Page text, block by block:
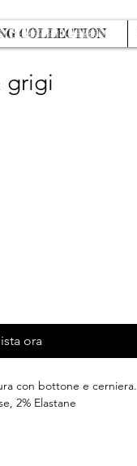
COLLECTION
grigi
ora
con bottone e cerniera.
2% Elastane